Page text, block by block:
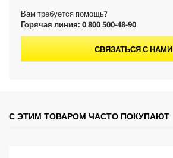
Вам требуется помощь?
Горячая линия: 0 800 500-48-90
СВЯЗАТЬСЯ С НАМИ
С ЭТИМ ТОВАРОМ ЧАСТО ПОКУПАЮТ